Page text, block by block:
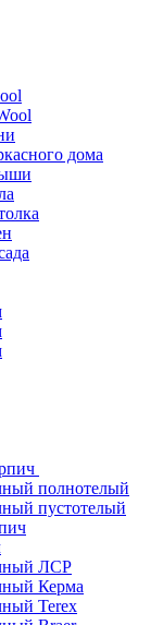
дома
полнотелый
пустотелый
ЛСР
Керма
Terex